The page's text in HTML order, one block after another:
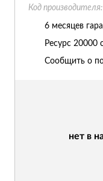
нет в
Код производителя:
6 месяцев
Ресурс 20000
Сообщить о